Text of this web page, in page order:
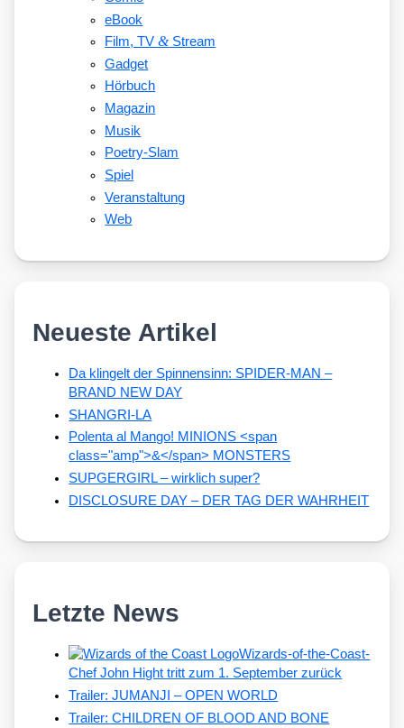
eBook
Film, TV&Stream
Gadget
Hörbuch
Magazin
Musik
Poetry-Slam
Spiel
Veranstaltung
Web
Neueste Artikel
Da klingelt der Spinnensinn: SPIDER-MAN –
BRAND NEW DAY
SHANGRI-LA
Polenta al Mango! MINIONS <span
class="amp">&</span> MONSTERS
SUPGERGIRL – wirklich super?
DISCLOSURE DAY – DER TAG DER WAHRHEIT
Letzte News
Wizards-of-the-Coast-
Chef John Hight tritt zum 1. September zurück
Trailer: JUMANJI – OPEN WORLD
Trailer: CHILDREN OF BLOOD AND BONE